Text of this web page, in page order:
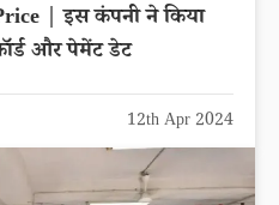
| इस कंपनी ने किया
और पेमेंट डेट
12th Apr 2024